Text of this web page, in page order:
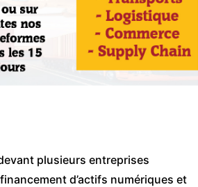
plusieurs entreprises
d’actifs numériques et